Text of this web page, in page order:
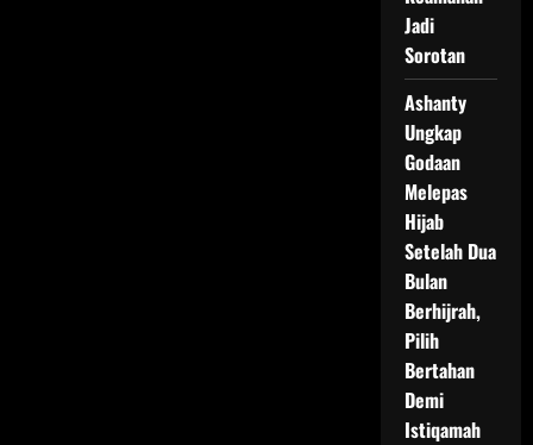
Jadi
Sorotan
Ashanty
Ungkap
Godaan
Melepas
Hijab
Setelah Dua
Bulan
Berhijrah,
Pilih
Bertahan
Demi
Istiqamah